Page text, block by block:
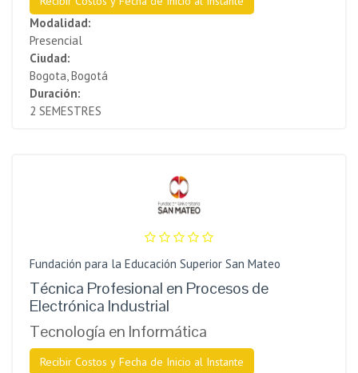
Modalidad:
Presencial
Ciudad:
Bogota, Bogotá
Duración:
2 SEMESTRES
Fundación para la Educación Superior San Mateo
Técnica Profesional en Procesos de
Electrónica Industrial
Tecnología en Informática
Recibir Costos y Fecha de Inicio al Instante